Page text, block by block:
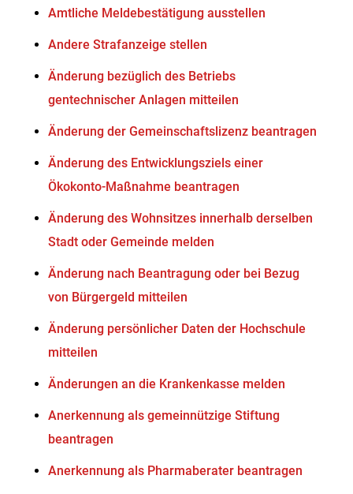
Amtliche Meldebestätigung ausstellen
Andere Strafanzeige stellen
Änderung bezüglich des Betriebs
gentechnischer Anlagen mitteilen
Änderung der Gemeinschaftslizenz beantragen
Änderung des Entwicklungsziels einer
Ökokonto-Maßnahme beantragen
Änderung des Wohnsitzes innerhalb derselben
Stadt oder Gemeinde melden
Änderung nach Beantragung oder bei Bezug
von Bürgergeld mitteilen
Änderung persönlicher Daten der Hochschule
mitteilen
Änderungen an die Krankenkasse melden
Anerkennung als gemeinnützige Stiftung
beantragen
Anerkennung als Pharmaberater beantragen